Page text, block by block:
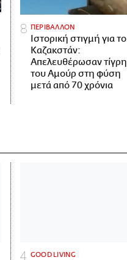
ΠΕΡΙΒΑΛΛΟΝ
Ιστορική στιγμή για το
Καζακστάν:
Απελευθέρωσαν τίγρη
του Αμούρ στη φύση
μετά από 70 χρόνια
GOOD LIVING